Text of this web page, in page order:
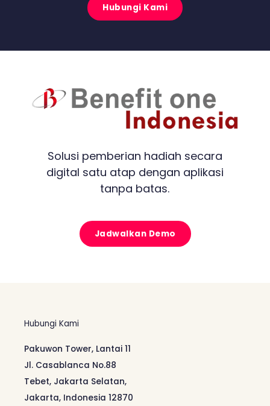
Hubungi Kami
Solusi pemberian hadiah secara
digital satu atap dengan aplikasi
tanpa batas.
Jadwalkan Demo
Hubungi Kami
Pakuwon Tower, Lantai 11
Jl. Casablanca No.88
Tebet, Jakarta Selatan,
Jakarta, Indonesia 12870